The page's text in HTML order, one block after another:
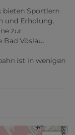
bieten Sportlern
und Erholung.
zur
Vöslau.
ist in wenigen